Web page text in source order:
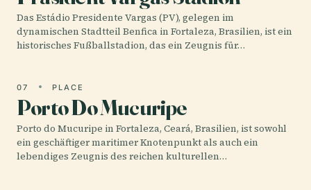
Das Estádio Presidente Vargas (PV), gelegen im
dynamischen Stadtteil Benfica in Fortaleza, Brasilien, ist ein
historisches Fußballstadion, das ein Zeugnis für…
07 PLACE
Porto Do Mucuripe
Porto do Mucuripe in Fortaleza, Ceará, Brasilien, ist sowohl
ein geschäftiger maritimer Knotenpunkt als auch ein
lebendiges Zeugnis des reichen kulturellen…